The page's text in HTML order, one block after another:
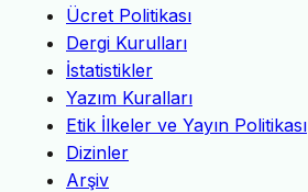
Ücret Politikası
Dergi Kurulları
İstatistikler
Yazım Kuralları
Etik İlkeler ve Yayın Politikası
Dizinler
Arşiv